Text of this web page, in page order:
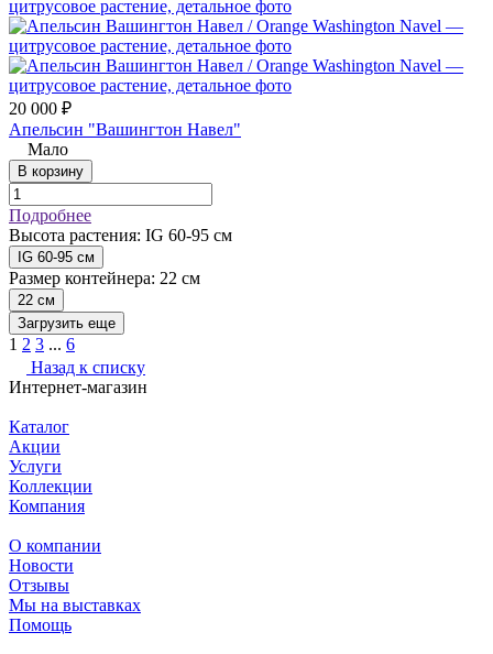
20 000 ₽
Апельсин "Вашингтон Навел"
Мало
В корзину
Подробнее
Высота растения: IG 60-95 см
IG 60-95 см
Размер контейнера: 22 см
22 см
Загрузить еще
1 2 3 ... 6
Назад к списку
Интернет-магазин
Каталог
Акции
Услуги
Коллекции
Компания
О компании
Новости
Отзывы
Мы на выставках
Помощь